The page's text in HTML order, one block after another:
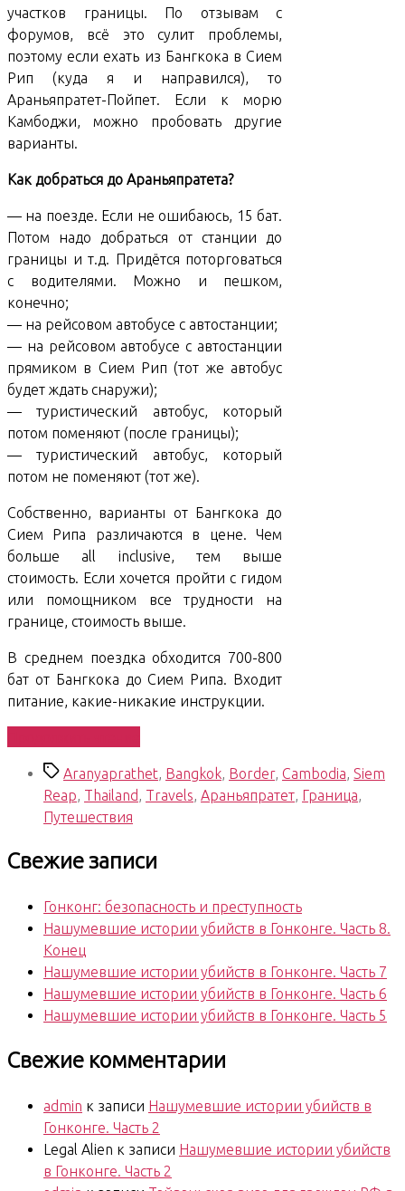
участков границы. По отзывам с
форумов, всё это сулит проблемы,
поэтому если ехать из Бангкока в Сием
Рип (куда я и направился), то
Араньяпратет-Пойпет. Если к морю
Камбоджи, можно пробовать другие
варианты.
Как добраться до Араньяпратета?
— на поезде. Если не ошибаюсь, 15 бат.
Потом надо добраться от станции до
границы и т.д. Придётся поторговаться
с водителями. Можно и пешком,
конечно;
— на рейсовом автобусе с автостанции;
— на рейсовом автобусе с автостанции
прямиком в Сием Рип (тот же автобус
будет ждать снаружи);
— туристический автобус, который
потом поменяют (после границы);
— туристический автобус, который
потом не поменяют (тот же).
Собственно, варианты от Бангкока до
Сием Рипа различаются в цене. Чем
больше all inclusive, тем выше
стоимость. Если хочется пройти с гидом
или помощником все трудности на
границе, стоимость выше.
В среднем поездка обходится 700-800
бат от Бангкока до Сием Рипа. Входит
питание, какие-никакие инструкции.
Asian
Trip.
МеткиAranyaprathet Bangkok Border, Cambodia Siem
Reap Thailand Travels Араньяпратет Граница
Путешествия
Свежие записи
Гонконг: безопасность и преступность
Нашумевшие истории убийств в Гонконге. Часть 8.
Конец
Нашумевшие истории убийств в Гонконге. Часть 7
Нашумевшие истории убийств в Гонконге. Часть 6
Нашумевшие истории убийств в Гонконге. Часть 5
Свежие комментарии
admin к записи Нашумевшие истории убийств в
Гонконге. Часть 2
Legal Alien к записи Нашумевшие истории убийств
в Гонконге. Часть 2